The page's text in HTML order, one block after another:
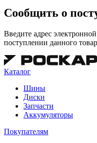
Сообщить о
Введите адрес
поступлении данного
Каталог
Шины
Диски
Запчасти
Аккумуляторы
Покупателям